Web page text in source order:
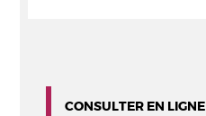
CONSULTER EN LIGNE